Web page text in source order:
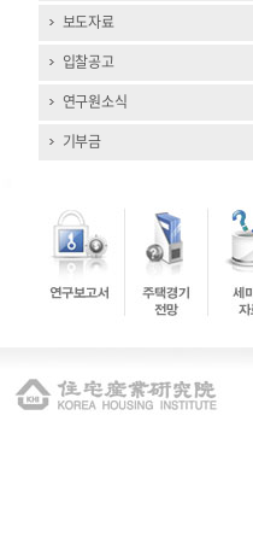
보도자료
입찰공고
연구원소식
기부금